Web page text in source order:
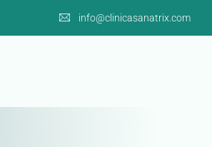
info@clinicasanatrix.com